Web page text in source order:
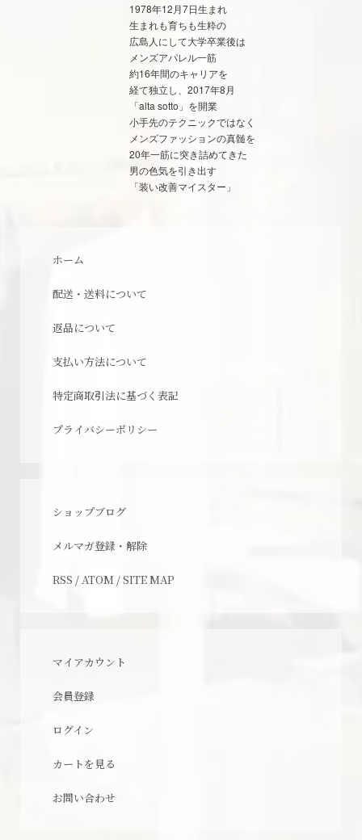
1978年12月7日生まれ
生まれも育ちも生粋の
広島人にして大学卒業後は
メンズアパレル一筋
約16年間のキャリアを
経て独立し、2017年8月
「alta sotto」を開業
小手先のテクニックではなく
メンズファッションの真髄を
20年一筋に突き詰めてきた
男の色気を引き出す
「装い改善マイスター」
ホーム
配送・送料について
返品について
支払い方法について
特定商取引法に基づく表記
プライバシーポリシー
ショップブログ
メルマガ登録・解除
RSS / ATOM /SITE MAP
マイアカウント
会員登録
ログイン
カートを見る
お問い合わせ